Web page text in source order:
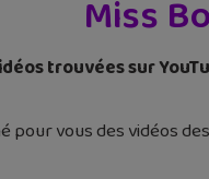
Miss
trouvées sur
vous des vidéos